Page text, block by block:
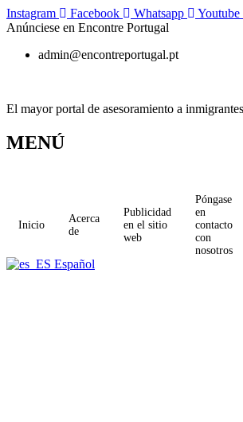
Ir
al
Instagram Facebook Whatsapp
Youtube
Anúnciese en Encontre Portugal
admin@encontreportugal.pt
El mayor portal de asesoramiento a
MENÚ
Inicio
Acerca
de
Publicidad
en el sitio
web
Póngase
en
contacto
con
nosotros
Español